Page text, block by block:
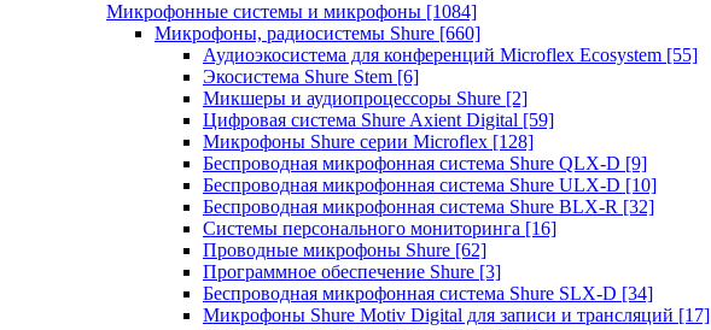
Микрофонные системы и микрофоны [1084]
Микрофоны, радиосистемы Shure [660]
Аудиоэкосистема для конференций Microflex Ecosystem [55]
Экосистема Shure Stem [6]
Микшеры и аудиопроцессоры Shure [2]
Цифровая система Shure Axient Digital [59]
Микрофоны Shure серии Microflex [128]
Беспроводная микрофонная система Shure QLX-D [9]
Беспроводная микрофонная система Shure ULX-D [10]
Беспроводная микрофонная система Shure BLX-R [32]
Системы персонального мониторинга [16]
Проводные микрофоны Shure [62]
Программное обеспечение Shure [3]
Беспроводная микрофонная система Shure SLX-D [34]
Микрофоны Shure Motiv Digital для записи и трансляций [17]